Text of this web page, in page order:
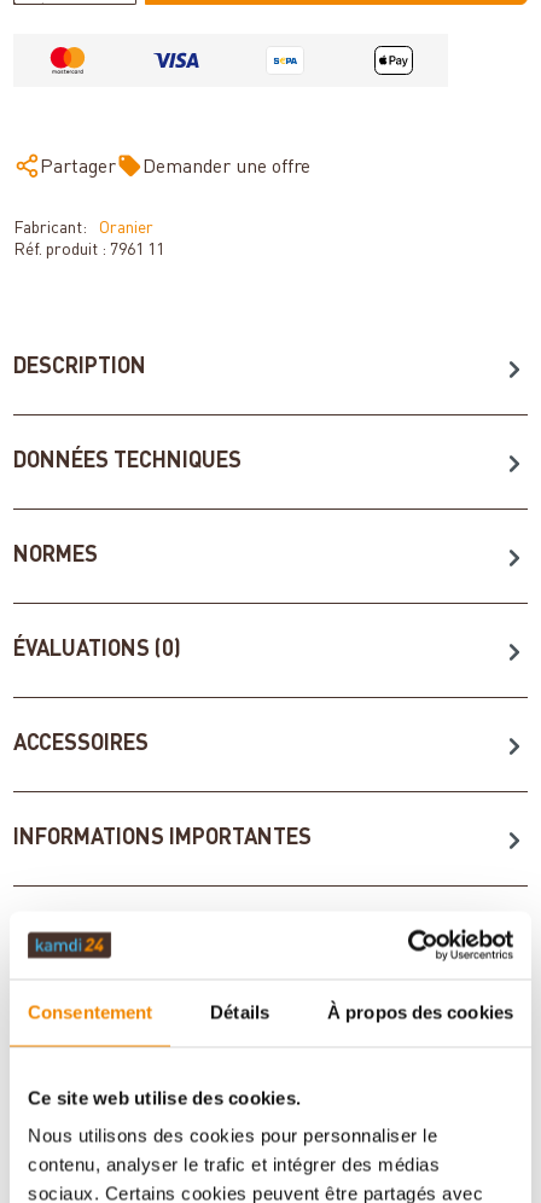
Consentement Détails À propos des cookies
Ce site web utilise des cookies.
Nous utilisons des cookies pour personnaliser le
contenu, analyser le trafic et intégrer des médias
sociaux. Certains cookies peuvent être partagés avec
Partager Demander une offre
Fabricant:
Oranier
Réf. produit : 7961 11
DESCRIPTION
DONNÉES TECHNIQUES
NORMES
ÉVALUATIONS (0)
ACCESSOIRES
INFORMATIONS IMPORTANTES
Imprimer la fiche article Question sur l’article